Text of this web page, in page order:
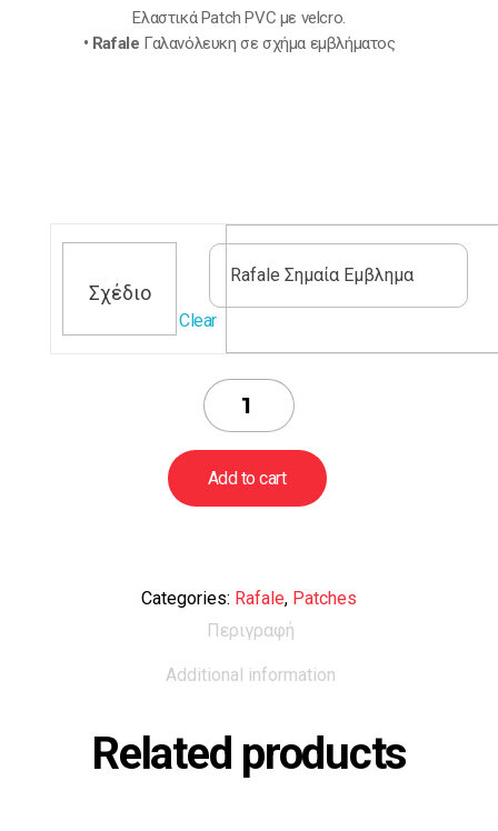
Eλαστικά Patch PVC με velcro.
• Rafale Γαλανόλευκη σε σχήμα εμβλήματος
Σχέδιο
Clear
Patch
Rafale
Γαλανόλευκη
ΙΙ
quantity
Add to cart
Categories: Rafale, Patches
Περιγραφή
Additional information
Related products